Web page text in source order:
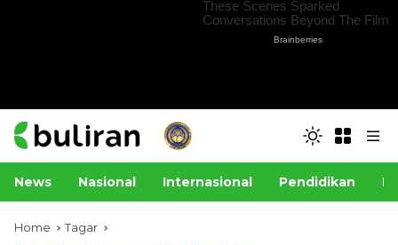
News Nasional Internasional Pendidikan
Home Tagar